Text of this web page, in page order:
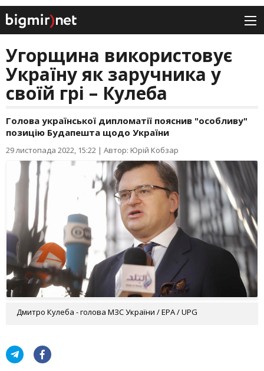
Угорщина використовує
Україну як заручника у
своїй грі – Кулеба
Голова української дипломатії пояснив "особливу"
позицію Будапешта щодо України
29 листопада 2022, 15:22 | Автор: Юрій Кобзар
Дмитро Кулеба - голова МЗС України / EPA / UPG